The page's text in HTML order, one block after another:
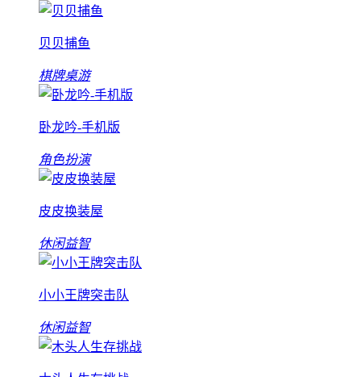
贝贝捕鱼
棋牌桌游
卧龙吟-手机版
角色扮演
皮皮换装屋
休闲益智
小小王牌突击队
休闲益智